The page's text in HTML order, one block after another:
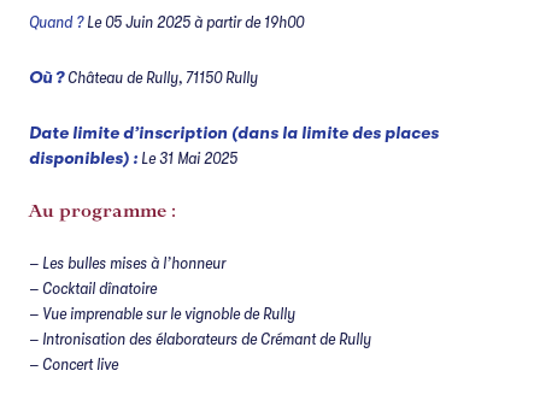
Quand ? Le 05 Juin 2025 à partir de 19h00
Où ? Château de Rully, 71150 Rully
Date limite d’inscription (dans la limite des places
disponibles) : Le 31 Mai 2025
Au programme :
– Les bulles mises à l’honneur
– Cocktail dînatoire
– Vue imprenable sur le vignoble de Rully
– Intronisation des élaborateurs de Crémant de Rully
– Concert live